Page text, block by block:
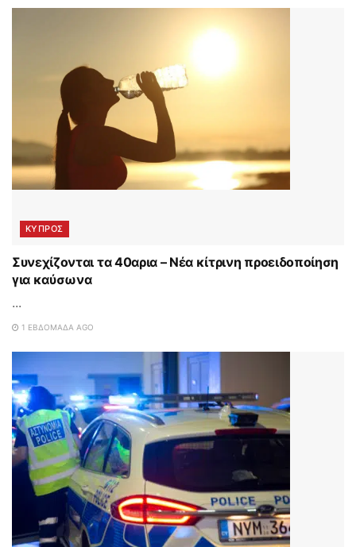
ΚΥΠΡΟΣ
Συνεχίζονται τα 40αρια – Νέα κίτρινη προειδοποίηση
για καύσωνα
...
1 ΕΒΔΟΜΆΔΑ AGO